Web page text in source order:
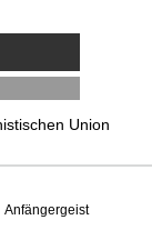
Union
Anfängergeist